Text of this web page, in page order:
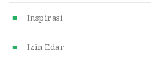
Inspirasi
Izin Edar